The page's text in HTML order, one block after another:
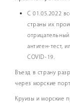
С 01.05.2022
страны их
антиген-тест,
COVID-19.
Въезд в страну
через морские
Круизы и морские